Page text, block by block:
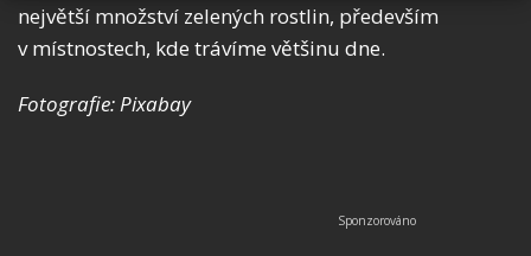
největší množství zelených rostlin, především
v místnostech, kde trávíme většinu dne.
Fotografie: Pixabay